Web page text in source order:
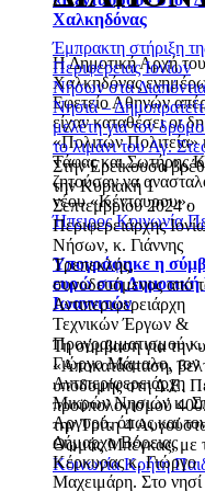
Χαλκηδόνας
Η Δημοτική Αρχή
Χαλκηδόνας
Εφετείο Αθηνών
είχαν καταθέσει οι
«Πολιτών
Τάφας και Σωτήρης
ζητούσαν να
νέου «Κένταυρου».
ΉπειροςΚοινωνία
Υπογράφηκε η
ευρώ στη
Ιωαννιτών
Τη σύμβαση για την
«Αποκατάσταση,
υποδομής στη Δ.Ε.
προϋπολογισμού
την Τρίτη 4
Θωμάς Μπέγκας, με
ΚοινωνίαΚρήτη
Έμπρακτη στήριξη
Περιφέρειας Ιονίων
Νήσων στα Διαπόντια
Νησιά –
μελέτη για τον
το λιμάνι του Αγ.
Στην Ερείκουσα
την Κυριακή 1
Σεπτεμβρίου 2024 ο
Περιφερειάρχης
Νήσων, κ. Γιάννης
Τρεπεκλής,
συνοδευόμενος από
Αντιπεριφερειάρχη
Τεχνικών Έργων &
Προγραμματισμού κ.
Γιώργο Μάμαλο, τον
Αντιπεριφερειάρχη
Μικρών Νησιών κ.
Αργυρό, όπως και
Δήμαρχο Βόρειας
Κέρκυρας κ. Γιώργο
Μαχειμάρη. Στο νησί